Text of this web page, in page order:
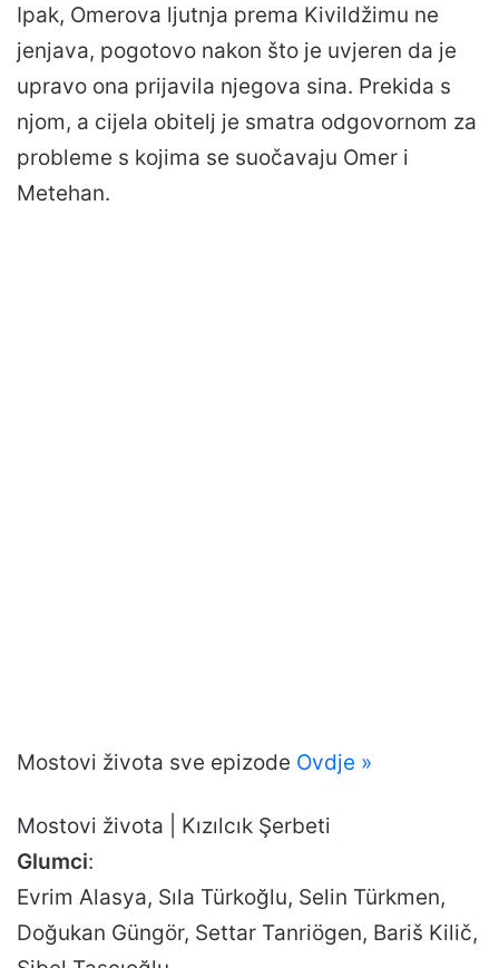
Ipak, Omerova ljutnja prema Kivildžimu ne
jenjava, pogotovo nakon što je uvjeren da je
upravo ona prijavila njegova sina. Prekida s
njom, a cijela obitelj je smatra odgovornom za
probleme s kojima se suočavaju Omer i
Metehan.
Mostovi života sve epizode Ovdje »
Mostovi života | Kızılcık Şerbeti
Glumci:
Evrim Alasya, Sıla Türkoğlu, Selin Türkmen,
Doğukan Güngör, Settar Tanriögen, Bariš Kilič,